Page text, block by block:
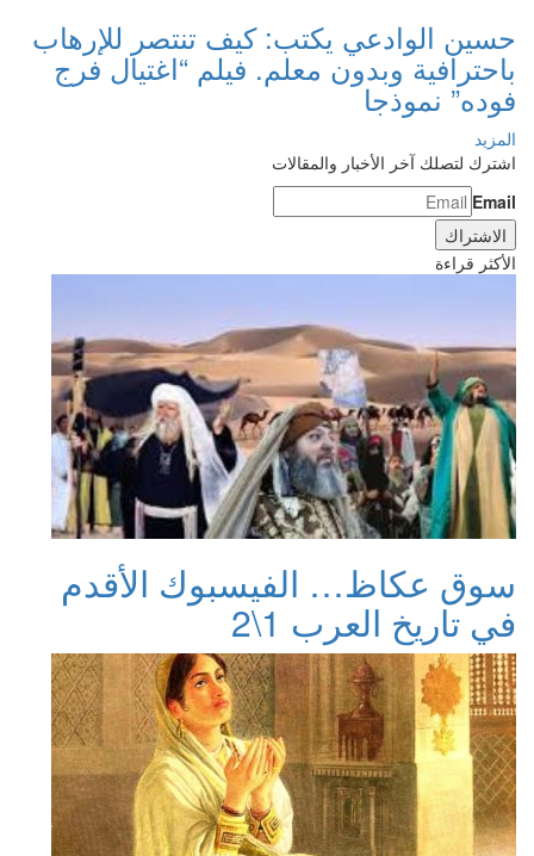
حسين الوادعي يكتب: كيف تنتصر للإرهاب
باحترافية وبدون معلم. فيلم “اغتيال فرج
فوده” نموذجا
المزيد
اشترك لتصلك آخر الأخبار والمقالات
Email
الأكثر قراءة
سوق عكاظ… الفيسبوك الأقدم
في تاريخ العرب 1\2